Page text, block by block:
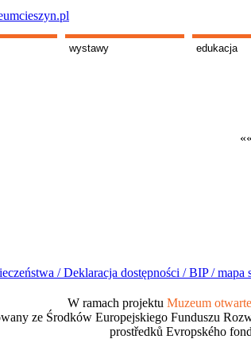
wystawy edukacja
/Deklaracja dostępności /BIP /mapa
W ramach projektu Muzeum
ze Środków Europejskiego Funduszu
prostředků Evropského